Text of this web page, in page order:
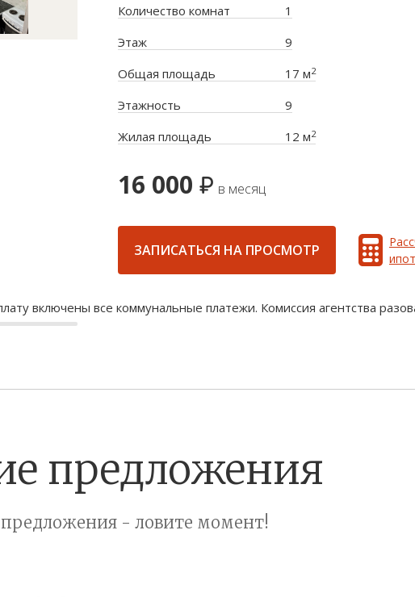
Количество комнат
1
Этаж
9
Общая площадь
17 м2
Этажность
9
Жилая площадь
12 м2
16 000 в месяц
ЗАПИСАТЬСЯ НА ПРОСМОТР
включены все коммунальные платежи. Комиссия агентства
предложения
- ловите момент!